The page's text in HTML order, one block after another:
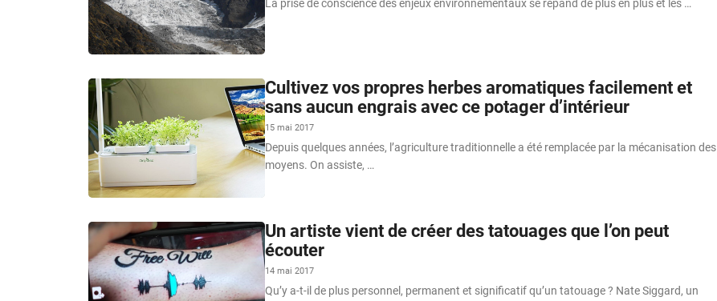
La prise de conscience des enjeux environnementaux se répand de plus en plus et les …
Cultivez vos propres herbes aromatiques facilement et
sans aucun engrais avec ce potager d’intérieur
15 mai 2017
Depuis quelques années, l’agriculture traditionnelle a été remplacée par la mécanisation des
moyens. On assiste, …
Un artiste vient de créer des tatouages que l’on peut
écouter
14 mai 2017
Qu’y a-t-il de plus personnel, permanent et significatif qu’un tatouage ? Nate Siggard, un